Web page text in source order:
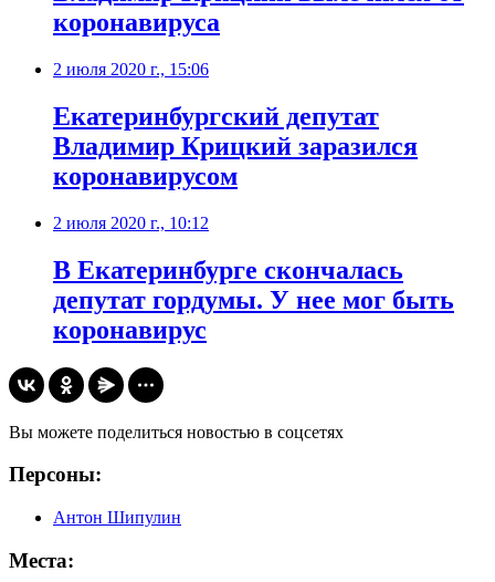
коронавируса
2 июля 2020 г., 15:06
Екатеринбургский депутат
Владимир Крицкий заразился
коронавирусом
2 июля 2020 г., 10:12
В Екатеринбурге скончалась
депутат гордумы. У нее мог быть
коронавирус
Вы можете поделиться новостью в соцсетях
Персоны:
Антон Шипулин
Места: